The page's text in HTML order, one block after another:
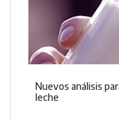
Nuevos análisis
leche